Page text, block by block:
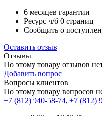
6 месяцев гарантии
Ресурс ч/б 0 страниц
Сообщить о
Оставить отзыв
Отзывы
По этому товару отзывов
Добавить вопрос
Вопросы клиентов
По этому товару вопросов
+7 (812) 940-58-74, +7 (812)